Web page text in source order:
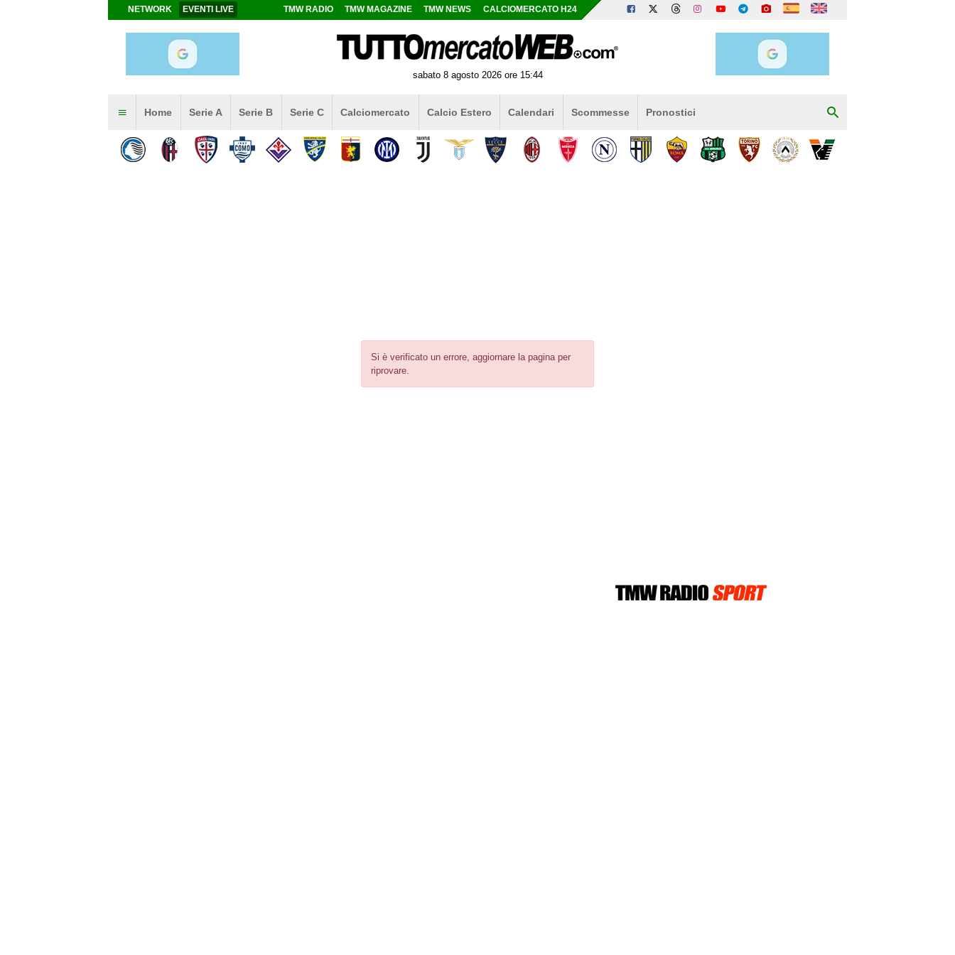
Si è verificato un errore, aggiornare la pagina per
riprovare.
NETWORK EVENTI LIVE TMW RADIO TMW MAGAZINE TMW NEWS CALCIOMERCATO H24
sabato 8 agosto 2026 ore 15:44
Home Serie A Serie B Serie C Calciomercato Calcio Estero Calendari Scommesse Pronostici